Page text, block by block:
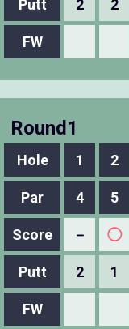
Putt 2 2
FW
Round1
Hole 1 2
Par 4 5
Score － ◯
Putt 2 1
FW